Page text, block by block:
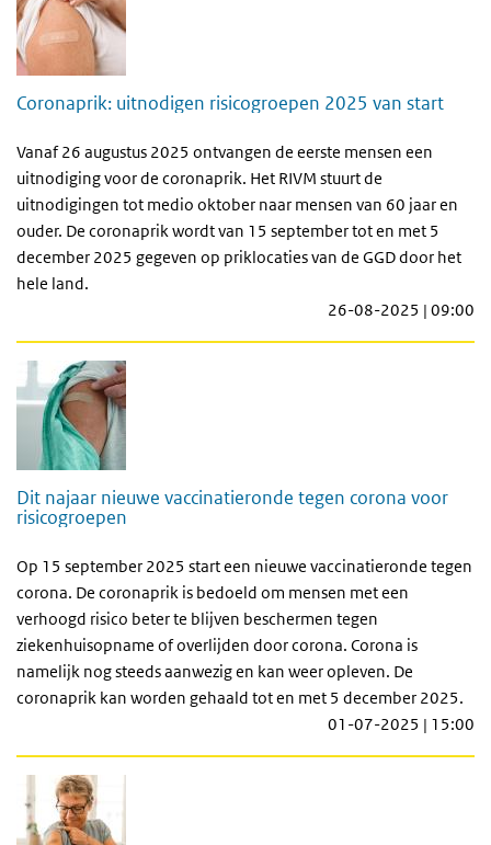
Coronaprik: uitnodigen risicogroepen 2025 van start
Vanaf 26 augustus 2025 ontvangen de eerste mensen een
uitnodiging voor de coronaprik. Het RIVM stuurt de
uitnodigingen tot medio oktober naar mensen van 60 jaar en
ouder. De coronaprik wordt van 15 september tot en met 5
december 2025 gegeven op priklocaties van de GGD door het
hele land.
26-08-2025 | 09:00
Dit najaar nieuwe vaccinatieronde tegen corona voor
risicogroepen
Op 15 september 2025 start een nieuwe vaccinatieronde tegen
corona. De coronaprik is bedoeld om mensen met een
verhoogd risico beter te blijven beschermen tegen
ziekenhuisopname of overlijden door corona. Corona is
namelijk nog steeds aanwezig en kan weer opleven. De
coronaprik kan worden gehaald tot en met 5 december 2025.
01-07-2025 | 15:00